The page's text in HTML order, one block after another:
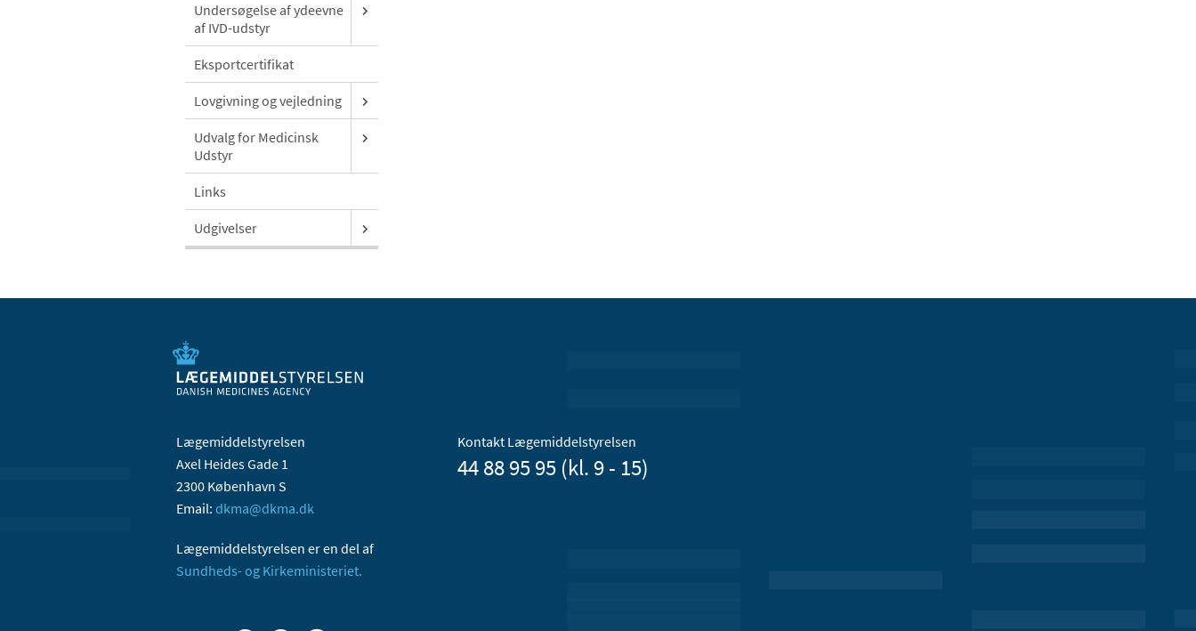
Undersøgelse af ydeevne
af IVD-udstyr
Eksportcertifikat
Lovgivning og vejledning
Udvalg for Medicinsk
Udstyr
Links
Udgivelser
Lægemiddelstyrelsen
Axel Heides Gade 1
2300 København S
Email: dkma@dkma.dk
Lægemiddelstyrelsen er en del af
Sundheds- og Kirkeministeriet.
Kontakt Lægemiddelstyrelsen
44 88 95 95 (kl. 9 - 15)